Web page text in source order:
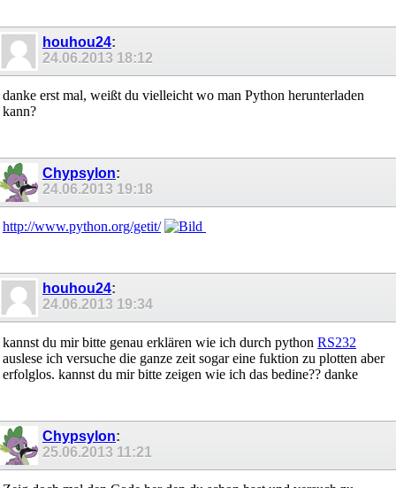
Wait 5
V = 0
   Do
      Entfernung = Srf02_entfernung(srf02_slaveid)
Loop Until V = 60
   Wait 2
   Print ""
   Print ""
Print "Zur erneuten Messung bitte den Reset-Taster
End
'------------- Hilfsfunktionen für SRF02 ----------
Function Srf02_firmware(byval Slaveid As Byte) As Byte
End Function
Function Srf02_entfernung(byval Slaveid As Byte) As
Local Lob As Byte
houhou24:
24.06.2013 18:12
danke erst mal, weißt du vielleicht wo man Python herunterladen
kann?
Chypsylon:
24.06.2013 19:18
http://www.python.org/getit/
houhou24:
24.06.2013 19:34
kannst du mir bitte genau erklären wie ich durch python RS232
auslese ich versuche die ganze zeit sogar eine fuktion zu plotten aber
erfolglos. kannst du mir bitte zeigen wie ich das bedine?? danke
Chypsylon:
25.06.2013 11:21